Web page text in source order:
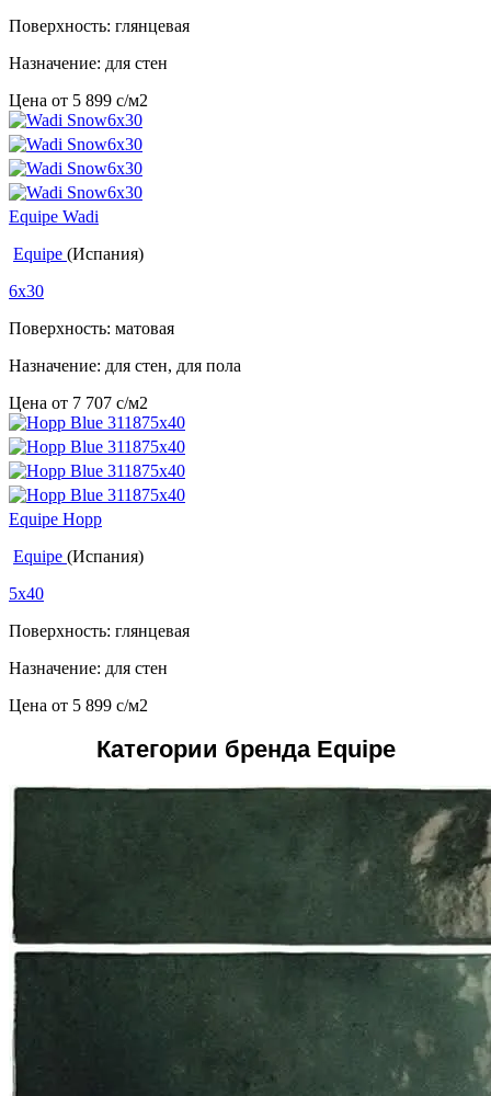
Поверхность: глянцевая
Назначение: для стен
Цена от 5 899 c/м2
Equipe Wadi
Equipe (Испания)
6x30
Поверхность: матовая
Назначение: для стен, для пола
Цена от 7 707 c/м2
Equipe Hopp
Equipe (Испания)
5x40
Поверхность: глянцевая
Назначение: для стен
Цена от 5 899 c/м2
Категории бренда Equipe